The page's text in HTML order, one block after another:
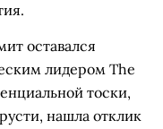
оставался
лидером The
тоски,
нашла отклик